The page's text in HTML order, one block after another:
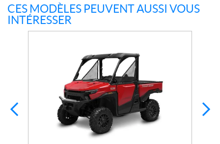
CES MODÈLES PEUVENT AUSSI VOUS
INTÉRESSER